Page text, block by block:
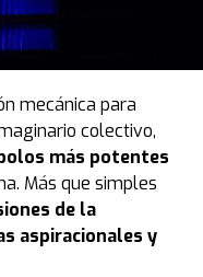
mecánica para
colectivo,
más potentes
Más que simples
de la
aspiracionales y